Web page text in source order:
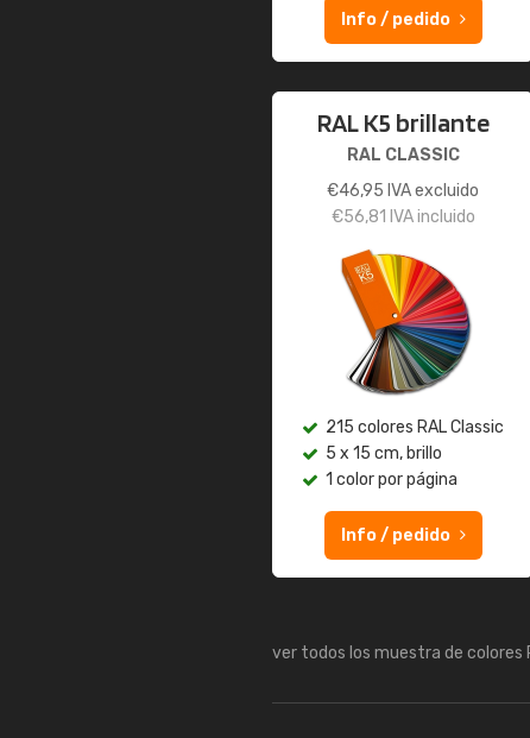
Info / pedido
RAL K5 brillante
RAL CLASSIC
€46,95 IVA excluido
€56,81 IVA incluido
215 colores RAL Classic
5 x 15 cm, brillo
1 color por página
Info / pedido
ver todos los muestra de colores